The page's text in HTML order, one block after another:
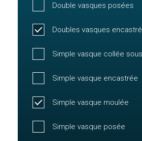
Double vasques posées
Doubles vasques
Simple vasque collée
Simple vasque encastrée
Simple vasque moulée
Simple vasque posée